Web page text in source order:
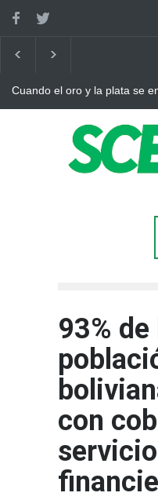
Cuando el oro y la plata se
93% de
con